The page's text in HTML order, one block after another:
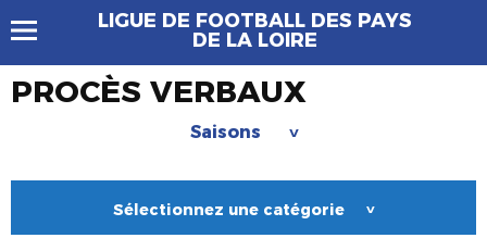
LIGUE DE FOOTBALL DES PAYS
DE LA LOIRE
PROCÈS VERBAUX
Saisons >
Sélectionnez une catégorie >